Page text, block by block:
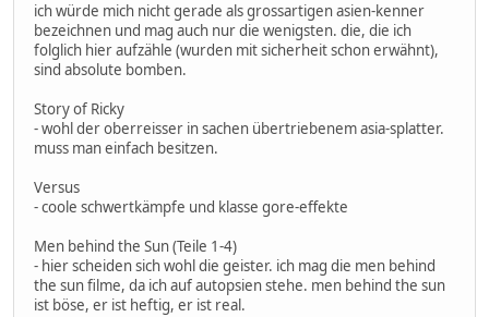
ich würde mich nicht gerade als grossartigen asien-kenner
bezeichnen und mag auch nur die wenigsten. die, die ich
folglich hier aufzähle (wurden mit sicherheit schon erwähnt),
sind absolute bomben.
Story of Ricky
- wohl der oberreisser in sachen übertriebenem asia-splatter.
muss man einfach besitzen.
Versus
- coole schwertkämpfe und klasse gore-effekte
Men behind the Sun (Teile 1-4)
- hier scheiden sich wohl die geister. ich mag die men behind
the sun filme, da ich auf autopsien stehe. men behind the sun
ist böse, er ist heftig, er ist real.